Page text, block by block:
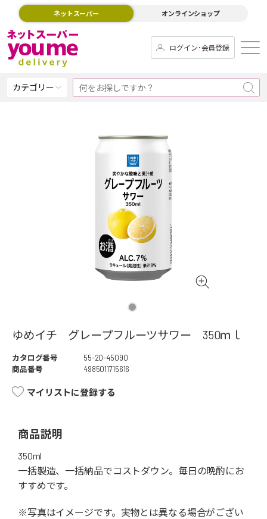
ネットスーパー オンラインショップ
ログイン･会員登録
カテゴリー
ゆめイチ グレープフルーツサワー 350ｍｌ
カタログ番号
55-20-45090
商品番号
4985011715616
マイリストに登録する
商品説明
350ml
一括製造、一括納品でコストダウン。毎日の晩酌にお
すすめです。
※写真はイメージです。実物とは異なる場合がござい